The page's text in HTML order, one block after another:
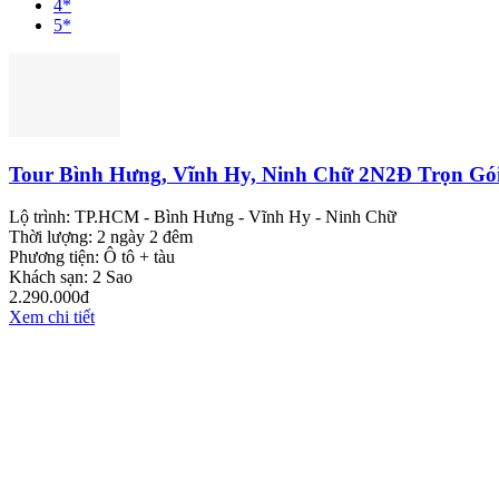
4*
5*
Tour Bình Hưng, Vĩnh Hy, Ninh Chữ 2N2Đ Trọn
Lộ trình: TP.HCM - Bình Hưng - Vĩnh Hy - Ninh Chữ
Thời lượng: 2 ngày 2 đêm
Phương tiện: Ô tô + tàu
Khách sạn: 2 Sao
2.290.000đ
Xem chi tiết